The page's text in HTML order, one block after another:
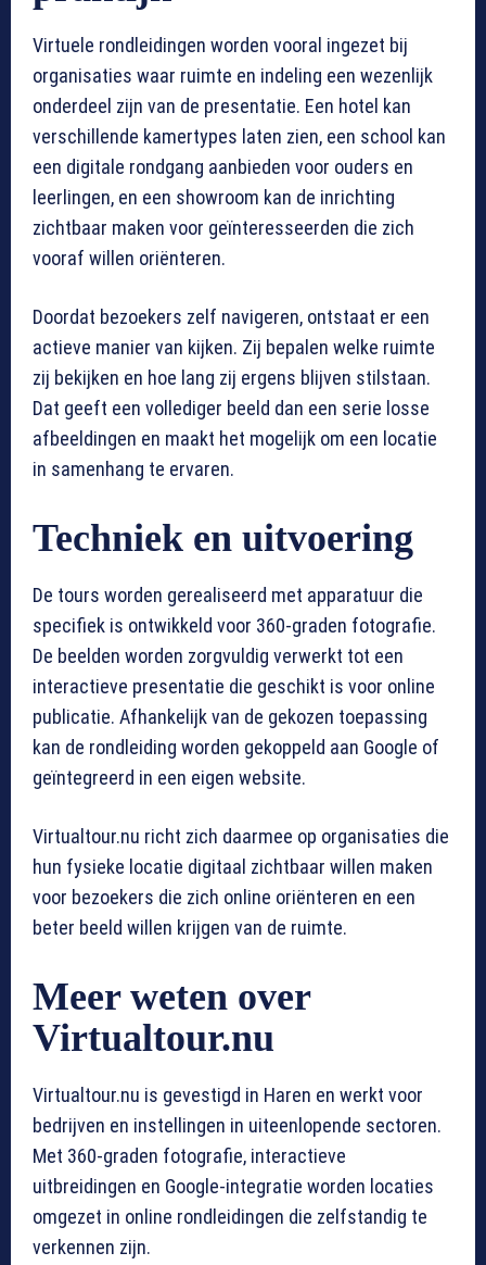
Virtuele rondleidingen worden vooral ingezet bij
organisaties waar ruimte en indeling een wezenlijk
onderdeel zijn van de presentatie. Een hotel kan
verschillende kamertypes laten zien, een school kan
een digitale rondgang aanbieden voor ouders en
leerlingen, en een showroom kan de inrichting
zichtbaar maken voor geïnteresseerden die zich
vooraf willen oriënteren.
Doordat bezoekers zelf navigeren, ontstaat er een
actieve manier van kijken. Zij bepalen welke ruimte
zij bekijken en hoe lang zij ergens blijven stilstaan.
Dat geeft een vollediger beeld dan een serie losse
afbeeldingen en maakt het mogelijk om een locatie
in samenhang te ervaren.
Techniek en uitvoering
De tours worden gerealiseerd met apparatuur die
specifiek is ontwikkeld voor 360-graden fotografie.
De beelden worden zorgvuldig verwerkt tot een
interactieve presentatie die geschikt is voor online
publicatie. Afhankelijk van de gekozen toepassing
kan de rondleiding worden gekoppeld aan Google of
geïntegreerd in een eigen website.
Virtualtour.nu richt zich daarmee op organisaties die
hun fysieke locatie digitaal zichtbaar willen maken
voor bezoekers die zich online oriënteren en een
beter beeld willen krijgen van de ruimte.
Meer weten over
Virtualtour.nu
Virtualtour.nu is gevestigd in Haren en werkt voor
bedrijven en instellingen in uiteenlopende sectoren.
Met 360-graden fotografie, interactieve
uitbreidingen en Google-integratie worden locaties
omgezet in online rondleidingen die zelfstandig te
verkennen zijn.